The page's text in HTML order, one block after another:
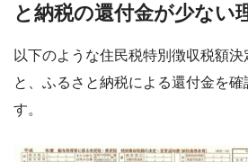
と納税の還付金が少ない
以下のような住民税特別徴収税額決
と、ふるさと納税による還付金を確
す。